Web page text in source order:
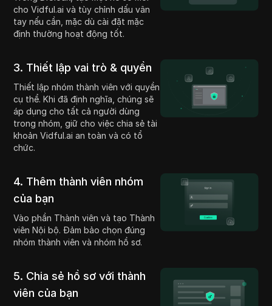
cho Vidful.ai và tùy chỉnh dấu vân
tay nếu cần, mặc dù cài đặt mặc
định thường hoạt động tốt.
3. Thiết lập vai trò & quyền
Thiết lập nhóm thành viên với quyền
cụ thể. Khi đã định nghĩa, chúng sẽ
áp dụng cho tất cả người dùng
trong nhóm, giữ cho việc chia sẻ tài
khoản Vidful.ai an toàn và có tổ
chức.
4. Thêm thành viên nhóm
của bạn
Vào phần Thành viên và tạo Thành
viên Nội bộ. Đảm bảo chọn đúng
nhóm thành viên và nhóm hồ sơ.
5. Chia sẻ hồ sơ với thành
viên của bạn